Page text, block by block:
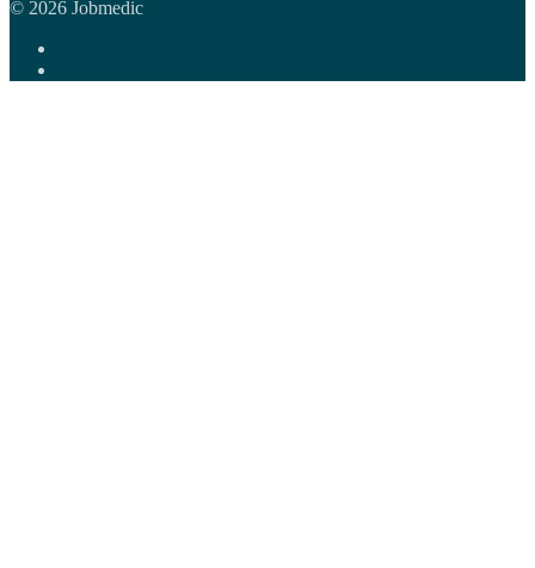
© 2026 Jobmedic